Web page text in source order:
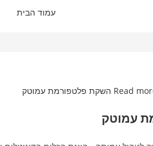
עמוד הבית
עמוטק